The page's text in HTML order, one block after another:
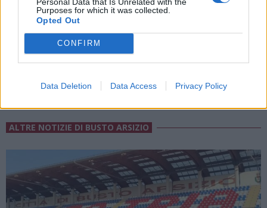
Purposes for which it was collected.
Opted Out
CONFIRM
Data Deletion Data Access Privacy Policy
ADV
ALTRE NOTIZIE DI BUSTO ARSIZIO